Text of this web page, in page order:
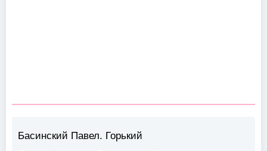
Басинский Павел. Горький